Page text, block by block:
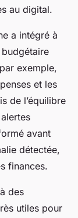
au digital.
a intégré à
exemple,
et les
de l’équilibre
avant
détectée,
finances.
des
utiles pour